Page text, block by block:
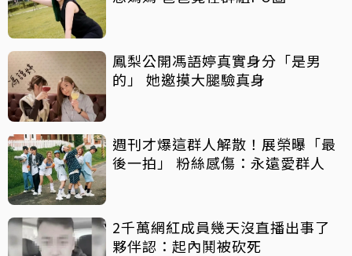
鳳梨公開馮語婷真實身分「是男
的」 她邀摸大腿驗真身
週刊才爆這群人解散！展榮曝「最
後一拍」 粉絲感傷：永遠愛群人
2千萬網紅成員幾天沒直播出事了
夥伴認：起內鬨被砍死